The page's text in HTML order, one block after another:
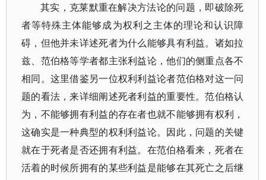
其实，克莱默重在解决方法论的问题，即破除死
者等特殊主体能够成为权利之主体的理论和认识障
碍，但他并未详述死者为什么能够具有利益。诸如拉
兹、范伯格等学者都主张利益论，他们的侧重点各不
相同。这里借鉴另一位权利利益论者范伯格对这一问
题的看法，来详细阐述死者利益的重要性。范伯格认
为，不能够拥有利益的存在者也就不能够拥有权利，
这确实是一种典型的权利利益论。因此，问题的关键
就在于死者是否还拥有利益。在范伯格看来，死者在
活着的时候所拥有的某些利益是能够在其死亡之后继